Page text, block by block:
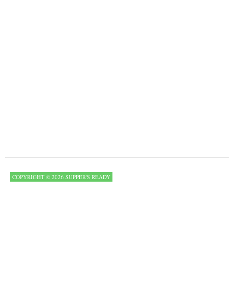
COPYRIGHT © 2026 SUPPER'S READY